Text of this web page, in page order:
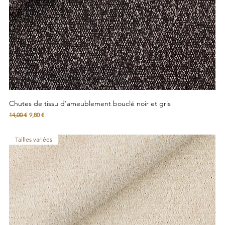
Chutes de tissu d'ameublement bouclé noir et gris
Prix original
14,00 € Prix promotionnel
9,80 €
Tailles variées